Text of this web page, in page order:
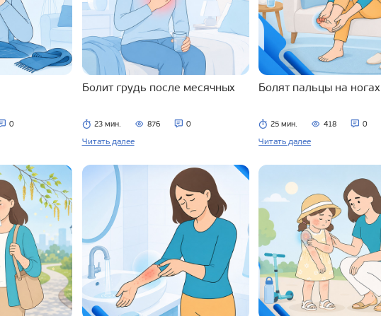
0
Болит грудь после месячных
23 мин. 876 0
Читать далее
Болят пальцы на ногах
25 мин. 418 0
Читать далее